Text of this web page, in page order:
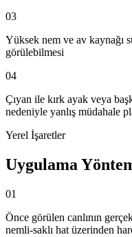
03
Yüksek nem ve av kaynağı
görülebilmesi
04
Çıyan ile kırk ayak veya
nedeniyle yanlış müdahale
Yerel İşaretler
Uygulama
01
Önce görülen canlının
nemli-saklı hat üzerinden